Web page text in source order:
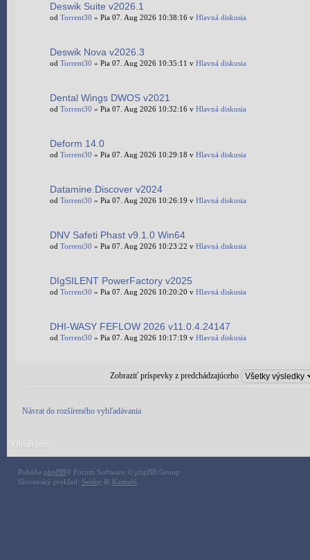
Deswik Suite v2026.1
od Torrent30 » Pia 07. Aug 2026 10:38:16 v Hlavná diskusia
Deswik Nova v2026.3
od Torrent30 » Pia 07. Aug 2026 10:35:11 v Hlavná diskusia
Dental Wings DWOS v2021
od Torrent30 » Pia 07. Aug 2026 10:32:16 v Hlavná diskusia
Deform 14.0
od Torrent30 » Pia 07. Aug 2026 10:29:18 v Hlavná diskusia
Datamine.Discover v2024
od Torrent30 » Pia 07. Aug 2026 10:26:19 v Hlavná diskusia
DNV Safeti Phast v9.1.0 Win64
od Torrent30 » Pia 07. Aug 2026 10:23:22 v Hlavná diskusia
DIgSILENT PowerFactory v2025
od Torrent30 » Pia 07. Aug 2026 10:20:20 v Hlavná diskusia
DHI-WASY FEFLOW 2026 v11.0.4.24147
od Torrent30 » Pia 07. Aug 2026 10:17:19 v Hlavná diskusia
Zobraziť príspevky z predchádzajúceho
Návrat do rozšíreného vyhľadávania
Obsah fóra
Poháňa phpBB® Forum Software © phpBB Group
Slovenský preklad: Senky & Kamahl